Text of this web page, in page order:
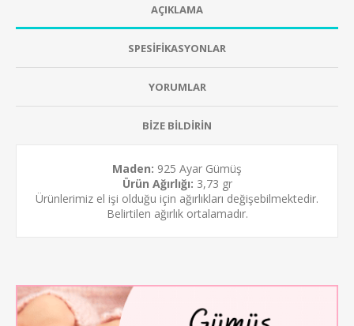
AÇIKLAMA
SPESİFİKASYONLAR
YORUMLAR
BİZE BİLDİRİN
Maden: 925 Ayar Gümüş
Ürün Ağırlığı: 3,73 gr
Ürünlerimiz el işi olduğu için ağırlıkları değişebilmektedir.
Belirtilen ağırlık ortalamadır.